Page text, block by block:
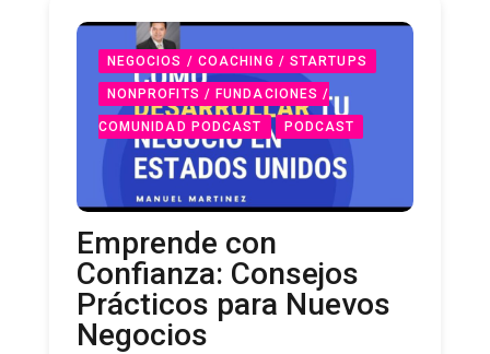
NEGOCIOS / COACHING / STARTUPS
NONPROFITS / FUNDACIONES /
COMUNIDAD PODCAST PODCAST
Emprende con
Confianza: Consejos
Prácticos para Nuevos
Negocios